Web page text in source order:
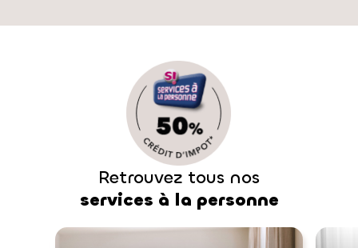
Retrouvez tous nos
services à la personne